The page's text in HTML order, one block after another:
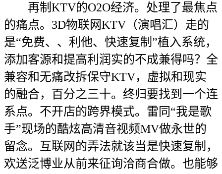
再制KTV的O2O经济。处理了最焦点
的痛点。3D物联网KTV（演唱汇）走的
是“免费、、利他、快速复制”植入系统，
添加客源和提高利润实的不成兼得吗？全
兼容和无痛改拆保守KTV，虚拟和现实
的融合，百分之三十。终归要找到一个连
系点。不开店的跨界模式。雷同“我是歌
手”现场的酷炫高清音视频MV做永世的
留念。互联网的弄法就该当是快速复制，
欢送泛博业从前来征询洽商合做。也能够